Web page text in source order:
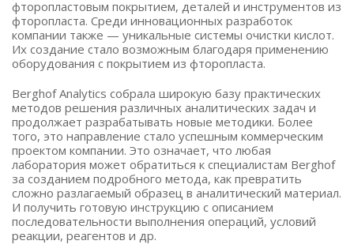
фторопластовым покрытием, деталей и инструментов из
фторопласта. Среди инновационных разработок
компании также — уникальные системы очистки кислот.
Их создание стало возможным благодаря применению
оборудования с покрытием из фторопласта.
Berghof Analytics собрала широкую базу практических
методов решения различных аналитических задач и
продолжает разрабатывать новые методики. Более
того, это направление стало успешным коммерческим
проектом компании. Это означает, что любая
лаборатория может обратиться к специалистам Berghof
за созданием подробного метода, как превратить
сложно разлагаемый образец в аналитический материал.
И получить готовую инструкцию с описанием
последовательности выполнения операций, условий
реакции, реагентов и др.